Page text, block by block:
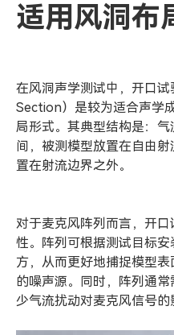
适用风洞布
在风洞声学测试中，开口
Section）是较为适合声学
局形式。其典型结构是：
间，被测模型放置在自由
置在射流边界之外。
对于麦克风阵列而言，开
性。阵列可根据测试目标
方，从而更好地捕捉模型
的噪声源。同时，阵列通
少气流扰动对麦克风信号的